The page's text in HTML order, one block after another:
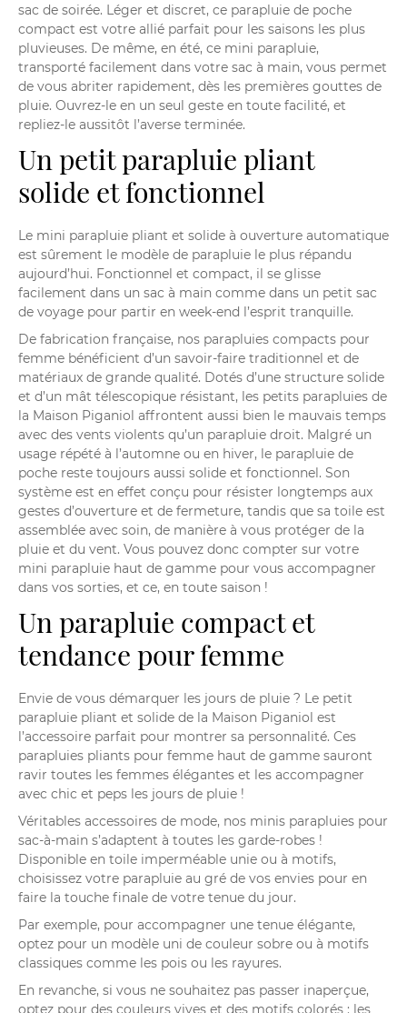
sac de soirée. Léger et discret, ce parapluie de poche
compact est votre allié parfait pour les saisons les plus
pluvieuses. De même, en été, ce mini parapluie,
transporté facilement dans votre sac à main, vous permet
de vous abriter rapidement, dès les premières gouttes de
pluie. Ouvrez-le en un seul geste en toute facilité, et
repliez-le aussitôt l’averse terminée.
Un petit parapluie pliant
solide et fonctionnel
Le mini parapluie pliant et solide à ouverture automatique
est sûrement le modèle de parapluie le plus répandu
aujourd’hui. Fonctionnel et compact, il se glisse
facilement dans un sac à main comme dans un petit sac
de voyage pour partir en week-end l’esprit tranquille.
De fabrication française, nos parapluies compacts pour
femme bénéficient d’un savoir-faire traditionnel et de
matériaux de grande qualité. Dotés d’une structure solide
et d’un mât télescopique résistant, les petits parapluies de
la Maison Piganiol affrontent aussi bien le mauvais temps
avec des vents violents qu’un parapluie droit. Malgré un
usage répété à l’automne ou en hiver, le parapluie de
poche reste toujours aussi solide et fonctionnel. Son
système est en effet conçu pour résister longtemps aux
gestes d’ouverture et de fermeture, tandis que sa toile est
assemblée avec soin, de manière à vous protéger de la
pluie et du vent. Vous pouvez donc compter sur votre
mini parapluie haut de gamme pour vous accompagner
dans vos sorties, et ce, en toute saison !
Un parapluie compact et
tendance pour femme
Envie de vous démarquer les jours de pluie ? Le petit
parapluie pliant et solide de la Maison Piganiol est
l’accessoire parfait pour montrer sa personnalité. Ces
parapluies pliants pour femme haut de gamme sauront
ravir toutes les femmes élégantes et les accompagner
avec chic et peps les jours de pluie !
Véritables accessoires de mode, nos minis parapluies pour
sac-à-main s’adaptent à toutes les garde-robes !
Disponible en toile imperméable unie ou à motifs,
choisissez votre parapluie au gré de vos envies pour en
faire la touche finale de votre tenue du jour.
Par exemple, pour accompagner une tenue élégante,
optez pour un modèle uni de couleur sobre ou à motifs
classiques comme les pois ou les rayures.
En revanche, si vous ne souhaitez pas passer inaperçue,
optez pour des couleurs vives et des motifs colorés : les